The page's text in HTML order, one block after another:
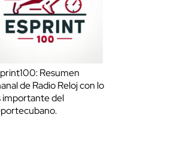
Resumen
de Radio Reloj con lo
importante del